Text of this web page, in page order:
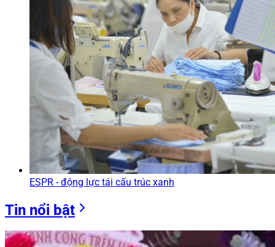
ESPR - động lực tái cấu trúc xanh
Tin nổi bật